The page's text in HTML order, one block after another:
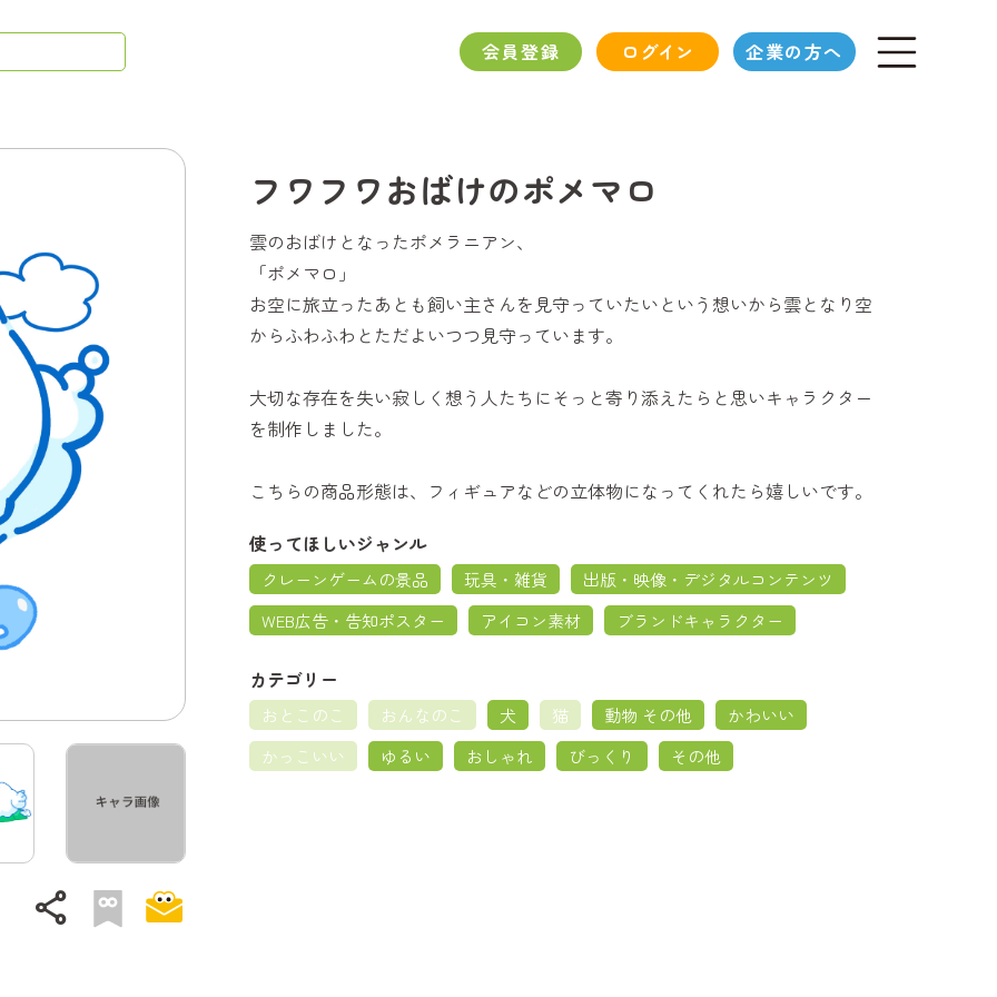
会員登録 ログイン 企業の方へ
share
フワフワおばけのポメマロ
雲のおばけとなったポメラニアン、
「ポメマロ」
お空に旅立ったあとも飼い主さんを見守っていたいという想いから雲となり空
からふわふわとただよいつつ見守っています。
大切な存在を失い寂しく想う人たちにそっと寄り添えたらと思いキャラクター
を制作しました。
こちらの商品形態は、フィギュアなどの立体物になってくれたら嬉しいです。
使ってほしいジャンル
クレーンゲームの景品 玩具・雑貨
出版・映像・デジタルコンテンツ
WEB広告・告知ポスター
アイコン素材 ブランドキャラクター
カテゴリー
おとこのこ おんなのこ 犬 猫 動物 その他
かわいい
かっこいい
ゆるい おしゃれ びっくり その他